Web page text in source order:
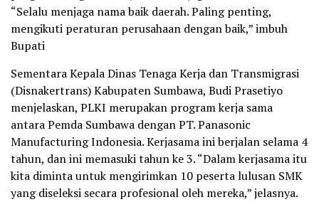
“Selalu menjaga nama baik daerah. Paling penting,
mengikuti peraturan perusahaan dengan baik,” imbuh
Bupati
Sementara Kepala Dinas Tenaga Kerja dan Transmigrasi
(Disnakertrans) Kabupaten Sumbawa, Budi Prasetiyo
menjelaskan, PLKI merupakan program kerja sama
antara Pemda Sumbawa dengan PT. Panasonic
Manufacturing Indonesia. Kerjasama ini berjalan selama 4
tahun, dan ini memasuki tahun ke 3. “Dalam kerjasama itu
kita diminta untuk mengirimkan 10 peserta lulusan SMK
yang diseleksi secara profesional oleh mereka,” jelasnya.